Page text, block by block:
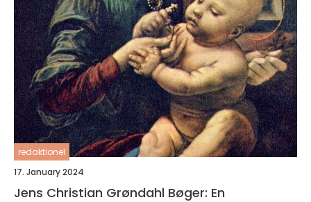
redaktionel
17. January 2024
Jens Christian Grøndahl Bøger: En